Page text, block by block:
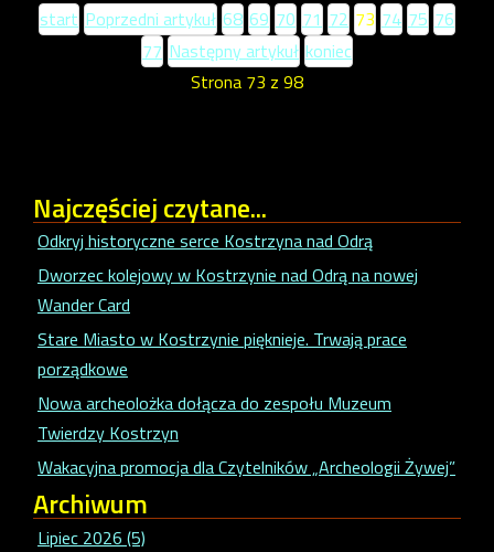
start Poprzedni artykuł 68 69 70 71 72 73 74 75 76
77 Następny artykuł koniec
Strona 73 z 98
Najczęściejczytane...
Odkryj historyczne serce Kostrzyna nad Odrą
Dworzec kolejowy w Kostrzynie nad Odrą na nowej
Wander Card
Stare Miasto w Kostrzynie pięknieje. Trwają prace
porządkowe
Nowa archeolożka dołącza do zespołu Muzeum
Twierdzy Kostrzyn
Wakacyjna promocja dla Czytelników „Archeologii Żywej”
Archiwum
Lipiec 2026 (5)